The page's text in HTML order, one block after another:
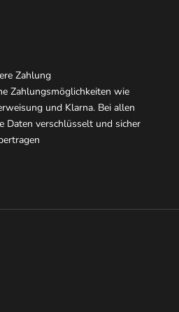
Zahlung
Zahlungsmöglichkeiten wie
und Klarna. Bei allen
Daten verschlüsselt und sicher